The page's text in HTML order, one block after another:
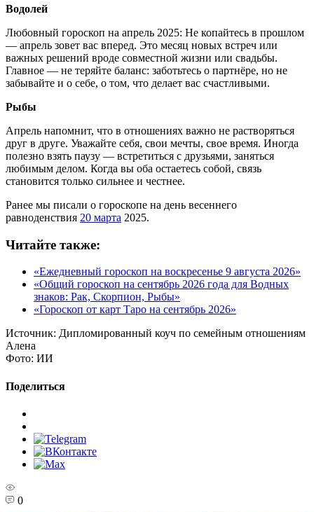
Водолей
Любовный гороскоп на апрель 2025: Не копайтесь в прошлом
— апрель зовет вас вперед. Это месяц новых встреч или
важных решений вроде совместной жизни или свадьбы.
Главное — не теряйте баланс: заботьтесь о партнёре, но не
забывайте и о себе, о том, что делает вас счастливыми.
Рыбы
Апрель напомнит, что в отношениях важно не растворяться
друг в друге. Уважайте себя, свои мечты, свое время. Иногда
полезно взять паузу — встретиться с друзьями, заняться
любимым делом. Когда вы оба остаетесь собой, связь
становится только сильнее и честнее.
Ранее мы писали о гороскопе на день весеннего
равноденствия 20 марта 2025.
Читайте также:
«Ежедневный гороскоп на воскресенье 9 августа 2026»
«Общий гороскоп на сентябрь 2026 года для Водных
знаков: Рак, Скорпион, Рыбы»
«Гороскоп от карт Таро на сентябрь 2026»
Источник: Дипломированный коуч по семейным отношениям
Алена
Фото: ИИ
Поделиться
0